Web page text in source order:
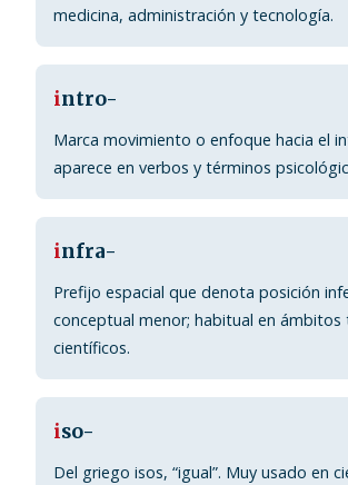
medicina, administración y tecnología.
intro-
Marca movimiento o enfoque hacia el
aparece en verbos y términos
infra-
Prefijo espacial que denota posición
conceptual menor; habitual en ámbitos
científicos.
iso-
Del griego isos, “igual”. Muy usado en